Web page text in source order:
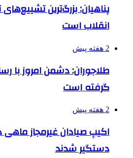
پناهیان: بزرگ‌ترین
انقلاب است
2 هفته پیش
طلاجوران: دشمن امروز با
گرفته است
2 هفته پیش
اکیپ صیادان غیرمجاز
دستگیر شدند